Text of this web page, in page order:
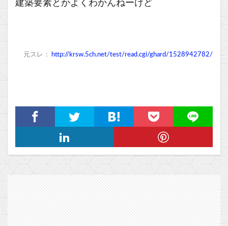
建築要素とかよくわかんねーけど
元スレ： http://krsw.5ch.net/test/read.cgi/ghard/1528942782/